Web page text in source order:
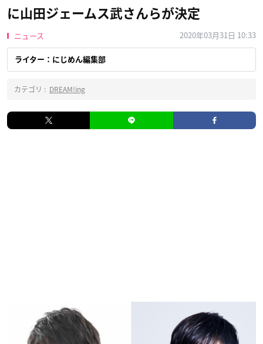
に山田ジェームス武さんらが決定
ニュース 2020年03月31日 10:33
ライター：にじめん編集部
カテゴリ : DREAM!ing